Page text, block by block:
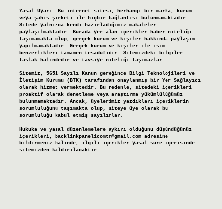
Yasal Uyarı:
Bu internet sitesi, herhangi bir marka, kurum
veya şahıs şirketi ile hiçbir bağlantısı bulunmamaktadır.
Sitede yalnızca kendi hazırladığımız makaleler
paylaşılmaktadır. Burada yer alan içerikler haber niteliği
taşımamakta olup, gerçek kurum ve kişiler hakkında paylaşım
yapılmamaktadır. Gerçek kurum ve kişiler ile isim
benzerlikleri tamamen tesadüfidir. Sitemizdeki bilgiler
taslak halindedir ve tavsiye niteliği taşımazlar.
Sitemiz, 5651 Sayılı Kanun gereğince Bilgi Teknolojileri ve
İletişim Kurumu (BTK) tarafından onaylanmış bir Yer Sağlayıcı
olarak hizmet vermektedir. Bu nedenle, sitedeki içerikleri
proaktif olarak denetleme veya araştırma yükümlülüğümüz
bulunmamaktadır. Ancak, üyelerimiz yazdıkları içeriklerin
sorumluluğunu taşımakta olup, siteye üye olarak bu
sorumluluğu kabul etmiş sayılırlar.
Hukuka ve yasal düzenlemelere aykırı olduğunu düşündüğünüz
içerikleri, backlinkpanelicomtr@gmail.comadresine
bildirmeniz halinde, ilgili içerikler yasal süre içerisinde
sitemizden kaldırılacaktır.